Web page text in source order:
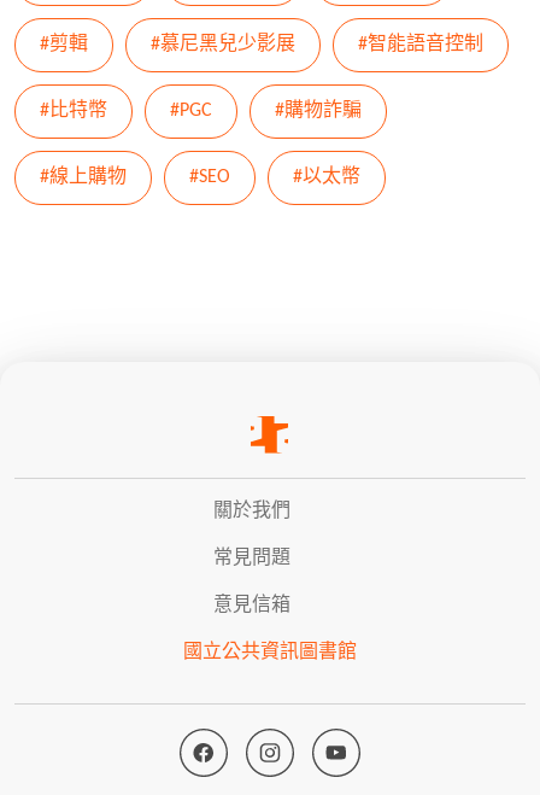
#剪輯 #慕尼黑兒少影展 #智能語音控制
#比特幣 #PGC #購物詐騙
#線上購物 #SEO #以太幣
關於我們
常見問題
意見信箱
國立公共資訊圖書館